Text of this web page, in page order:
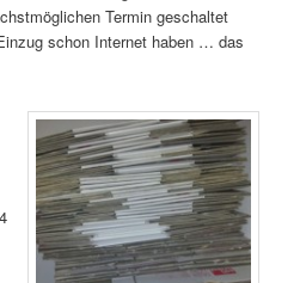
Termin geschaltet
schon Internet haben … das